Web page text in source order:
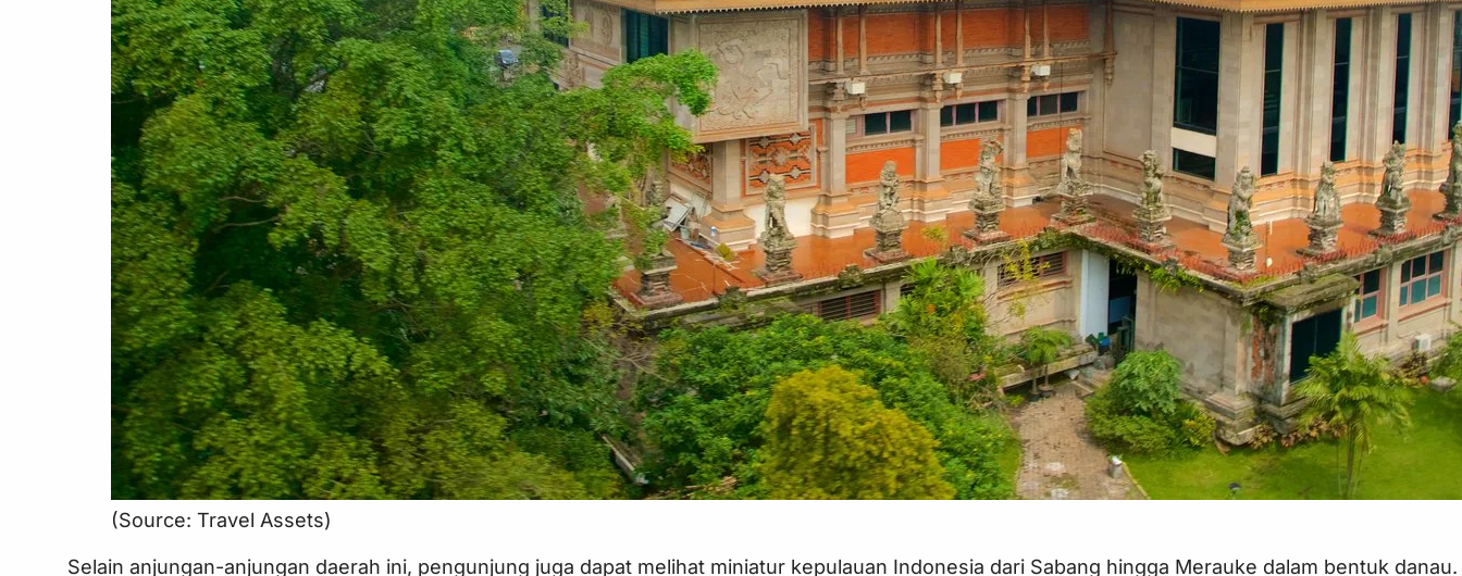
(Source: Travel Assets)
Selain anjungan-anjungan daerah ini, pengunjung juga dapat melihat miniatur kepulauan Indonesia dari Sabang hingga Merauke dalam bentuk